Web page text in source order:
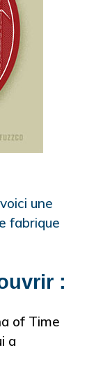
une
fabrique
:
of Time
a